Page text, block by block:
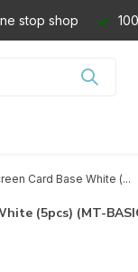
stop shop
Card Base White (...
(5pcs) (MT-